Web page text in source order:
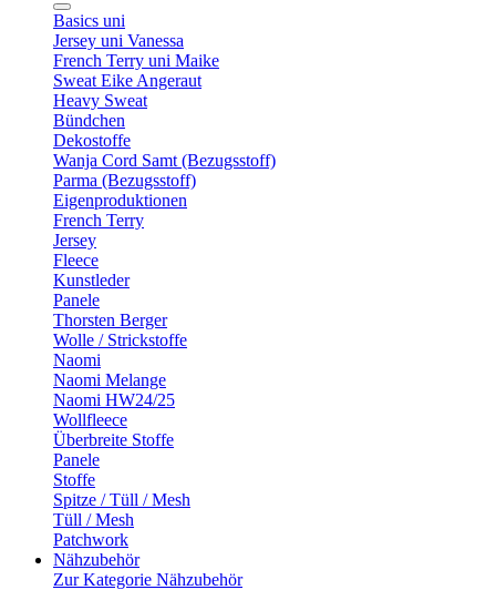
Basics uni
Jersey uni Vanessa
French Terry uni Maike
Sweat Eike Angeraut
Heavy Sweat
Bündchen
Dekostoffe
Wanja Cord Samt (Bezugsstoff)
Parma (Bezugsstoff)
Eigenproduktionen
French Terry
Jersey
Fleece
Kunstleder
Panele
Thorsten Berger
Wolle / Strickstoffe
Naomi
Naomi Melange
Naomi HW24/25
Wollfleece
Überbreite Stoffe
Panele
Stoffe
Spitze / Tüll / Mesh
Tüll / Mesh
Patchwork
Nähzubehör
Zur Kategorie Nähzubehör